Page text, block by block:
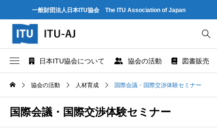
一般財団法人日本ITU協会 The ITU Association of Japan
日本ITU協会について 協会の活動 図書販売
協会概要
協会組織
世界情報社会・電気通信日記念行事
研究会
ITU とは
ITU-R 関係のデータ情報
協会の活動 人材育成 国際会議・国際交渉体験セミナー
国際会議・国際交渉体験セミナー